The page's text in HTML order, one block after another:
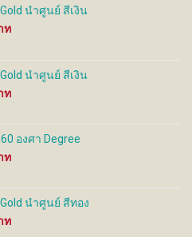
the
Gold นำศูนย์ สีเงิน
100 ฿
through
480 ฿
Gold นำศูนย์ สีเงิน
100 ฿
through
องศา Degree
280 ฿
through
930 ฿
Gold นำศูนย์ สีทอง